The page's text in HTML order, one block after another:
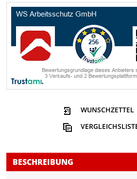
WUNSCHZETTEL
BESCHREIBUNG